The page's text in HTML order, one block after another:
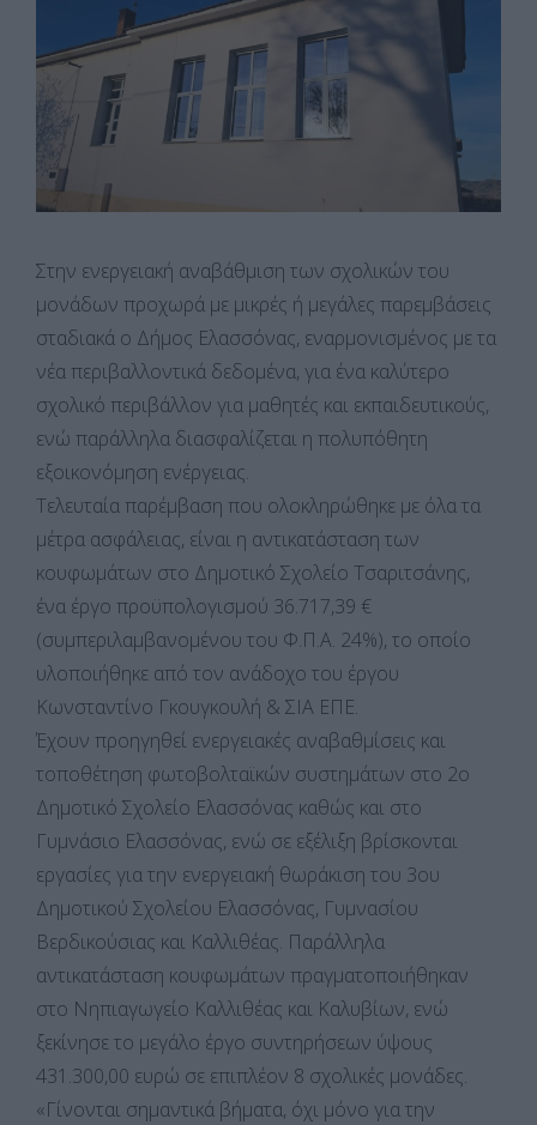
Στην ενεργειακή αναβάθμιση των σχολικών του
μονάδων προχωρά με μικρές ή μεγάλες παρεμβάσεις
σταδιακά ο Δήμος Ελασσόνας, εναρμονισμένος με τα
νέα περιβαλλοντικά δεδομένα, για ένα καλύτερο
σχολικό περιβάλλον για μαθητές και εκπαιδευτικούς,
ενώ παράλληλα διασφαλίζεται η πολυπόθητη
εξοικονόμηση ενέργειας.
Τελευταία παρέμβαση που ολοκληρώθηκε με όλα τα
μέτρα ασφάλειας, είναι η αντικατάσταση των
κουφωμάτων στο Δημοτικό Σχολείο Τσαριτσάνης,
ένα έργο προϋπολογισμού 36.717,39 €
(συμπεριλαμβανομένου του Φ.Π.Α. 24%), το οποίο
υλοποιήθηκε από τον ανάδοχο του έργου
Κωνσταντίνο Γκουγκουλή & ΣΙΑ ΕΠΕ.
Έχουν προηγηθεί ενεργειακές αναβαθμίσεις και
τοποθέτηση φωτοβολταϊκών συστημάτων στο 2ο
Δημοτικό Σχολείο Ελασσόνας καθώς και στο
Γυμνάσιο Ελασσόνας, ενώ σε εξέλιξη βρίσκονται
εργασίες για την ενεργειακή θωράκιση του 3ου
Δημοτικού Σχολείου Ελασσόνας, Γυμνασίου
Βερδικούσιας και Καλλιθέας. Παράλληλα
αντικατάσταση κουφωμάτων πραγματοποιήθηκαν
στο Νηπιαγωγείο Καλλιθέας και Καλυβίων, ενώ
ξεκίνησε το μεγάλο έργο συντηρήσεων ύψους
431.300,00 ευρώ σε επιπλέον 8 σχολικές μονάδες.
«Γίνονται σημαντικά βήματα, όχι μόνο για την